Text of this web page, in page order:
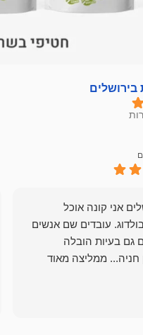
בירושלים
אני קונה אוכל
עובדים שם אנשים
גם בעיות הובלה
חניה... ממליצה מאוד